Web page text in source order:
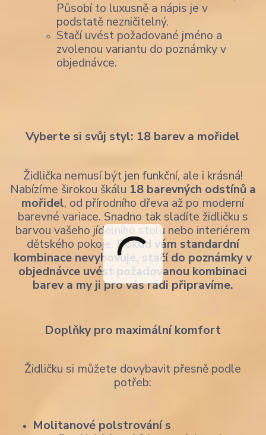
Působí to luxusně a nápis je v
podstatě nezničitelný.
Stačí uvést požadované jméno a
zvolenou variantu do poznámky v
objednávce.
Vyberte si svůj styl: 18 barev a mořidel
Židlička nemusí být jen funkční, ale i krásná!
Nabízíme širokou škálu 18 barevných odstínů a
mořidel, od přírodního dřeva až po moderní
barevné variace. Snadno tak sladíte židličku s
barvou vašeho jídelního stolu nebo interiérem
dětského pokoje. Pokud vám standardní
kombinace nevyhovuje, stačí do poznámky v
objednávce uvést požadovanou kombinaci
barev a my ji pro vás rádi připravíme.
Doplňky pro maximální komfort
Židličku si můžete dovybavit přesně podle
potřeb:
Molitanové polstrování s